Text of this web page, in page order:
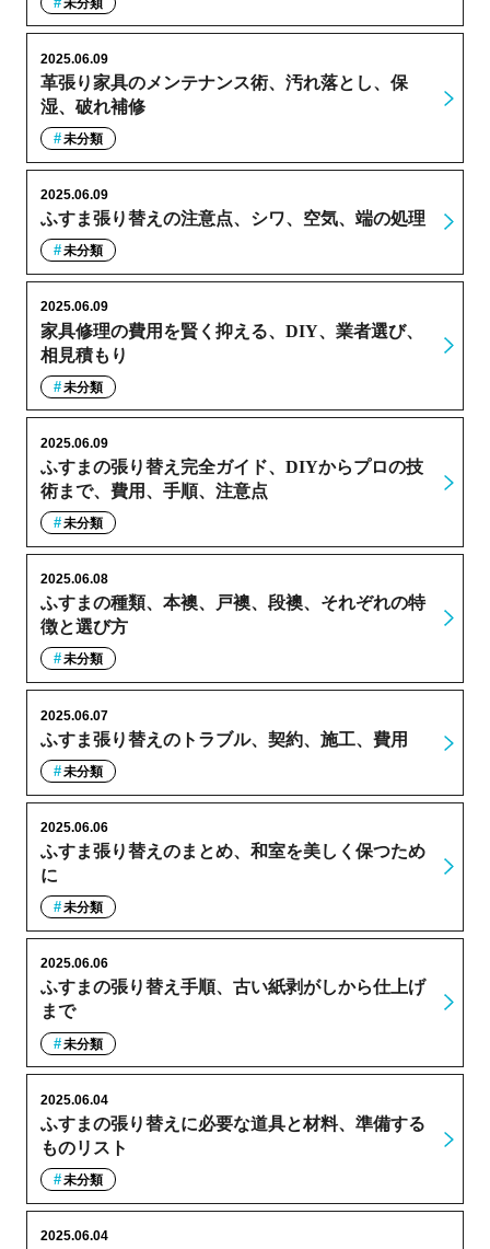
革張り家具のメンテナンス術、汚れ落とし、保
湿、破れ補修
2025.06.09
未分類
ふすま張り替えの注意点、シワ、空気、端の処理
2025.06.09
未分類
家具修理の費用を賢く抑える、DIY、業者選び、
相見積もり
2025.06.09
未分類
ふすまの張り替え完全ガイド、DIYからプロの技
術まで、費用、手順、注意点
2025.06.09
未分類
ふすまの種類、本襖、戸襖、段襖、それぞれの特
徴と選び方
2025.06.08
未分類
ふすま張り替えのトラブル、契約、施工、費用
2025.06.07
未分類
ふすま張り替えのまとめ、和室を美しく保つため
に
2025.06.06
未分類
ふすまの張り替え手順、古い紙剥がしから仕上げ
まで
2025.06.06
未分類
ふすまの張り替えに必要な道具と材料、準備する
ものリスト
2025.06.04
未分類
2025.06.04